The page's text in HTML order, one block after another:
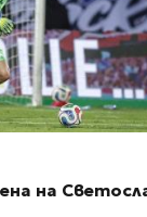
на